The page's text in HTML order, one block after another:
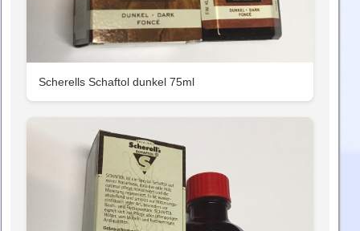
Scherells Schaftol dunkel 75ml